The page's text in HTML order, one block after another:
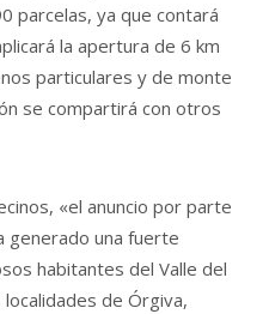
parcelas, ya que contará
la apertura de 6 km
particulares y de monte
se compartirá con otros
«el anuncio por parte
generado una fuerte
habitantes del Valle del
de Órgiva,